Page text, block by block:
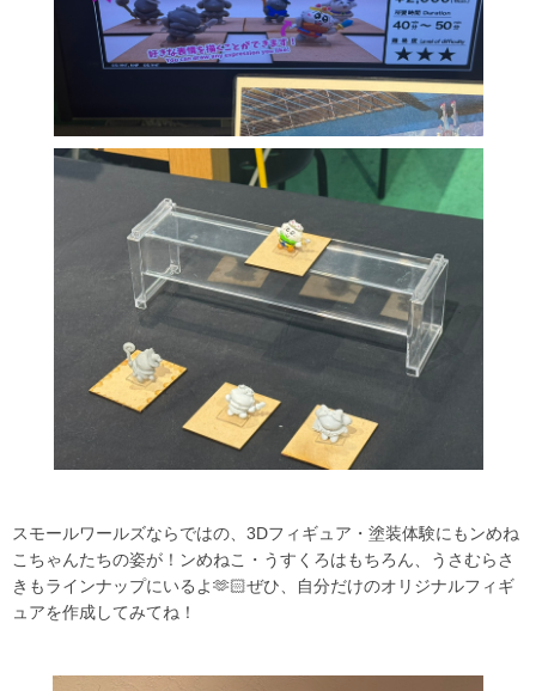
スモールワールズならではの、3Dフィギュア・塗装体験にもンめね
こちゃんたちの姿が！ンめねこ・うすくろはもちろん、うさむらさ
きもラインナップにいるよ🫶🏻ぜひ、自分だけのオリジナルフィギ
ュアを作成してみてね！